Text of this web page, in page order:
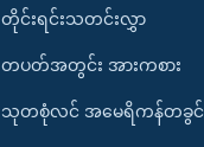
တိုင်းရင်းသတင်းလွှာ
တပတ်အတွင်း အားကစား
သုတစုံလင် အမေရိကန်တခွင်